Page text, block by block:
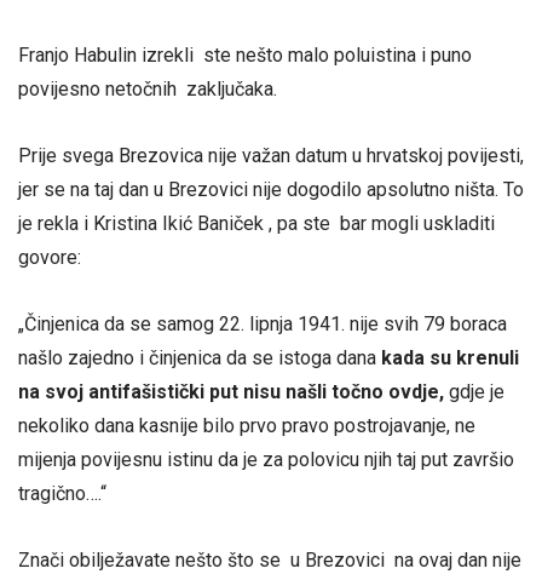
Franjo Habulin izrekli ste nešto malo poluistina i puno
povijesno netočnih zaključaka.
Prije svega Brezovica nije važan datum u hrvatskoj povijesti,
jer se na taj dan u Brezovici nije dogodilo apsolutno ništa. To
je rekla i Kristina Ikić Baniček , pa ste bar mogli uskladiti
govore:
„Činjenica da se samog 22. lipnja 1941. nije svih 79 boraca
našlo zajedno i činjenica da se istoga dana kada su krenuli
na svoj antifašistički put nisu našli točno ovdje, gdje je
nekoliko dana kasnije bilo prvo pravo postrojavanje, ne
mijenja povijesnu istinu da je za polovicu njih taj put završio
tragično….“
Znači obilježavate nešto što se u Brezovici na ovaj dan nije